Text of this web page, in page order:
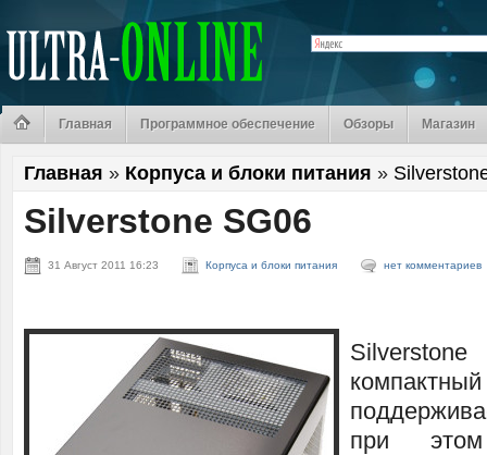
Главная Программное обеспечение Обзоры Магазин
Главная » Корпуса и блоки питания »
Silverstone SG06
31 Август 2011 16:23 Корпуса и блоки питания нет комментариев
при